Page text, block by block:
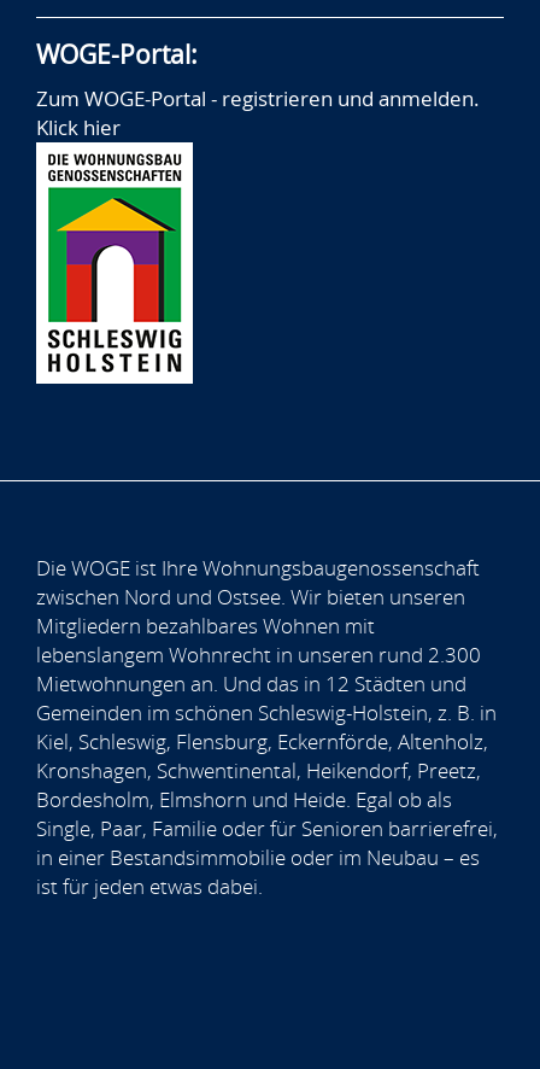
WOGE-Portal:
Zum WOGE-Portal - registrieren und anmelden.
Klick hier
Die WOGE ist Ihre Wohnungsbaugenossenschaft
zwischen Nord und Ostsee. Wir bieten unseren
Mitgliedern bezahlbares Wohnen mit
lebenslangem Wohnrecht in unseren rund 2.300
Mietwohnungen an. Und das in 12 Städten und
Gemeinden im schönen Schleswig-Holstein, z. B. in
Kiel, Schleswig, Flensburg, Eckernförde, Altenholz,
Kronshagen, Schwentinental, Heikendorf, Preetz,
Bordesholm, Elmshorn und Heide. Egal ob als
Single, Paar, Familie oder für Senioren barrierefrei,
in einer Bestandsimmobilie oder im Neubau – es
ist für jeden etwas dabei.